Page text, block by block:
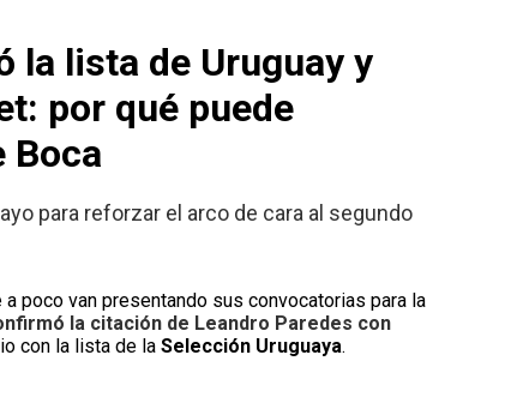
la lista de Uruguay y
por qué puede
Boca
para reforzar el arco de cara al segundo
poco van presentando sus convocatorias para la
la citación de Leandro Paredes con
con la lista de la Selección Uruguaya.